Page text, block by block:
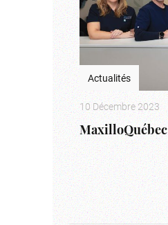
Actualités
10 Décembre 2023
MaxilloQuébec